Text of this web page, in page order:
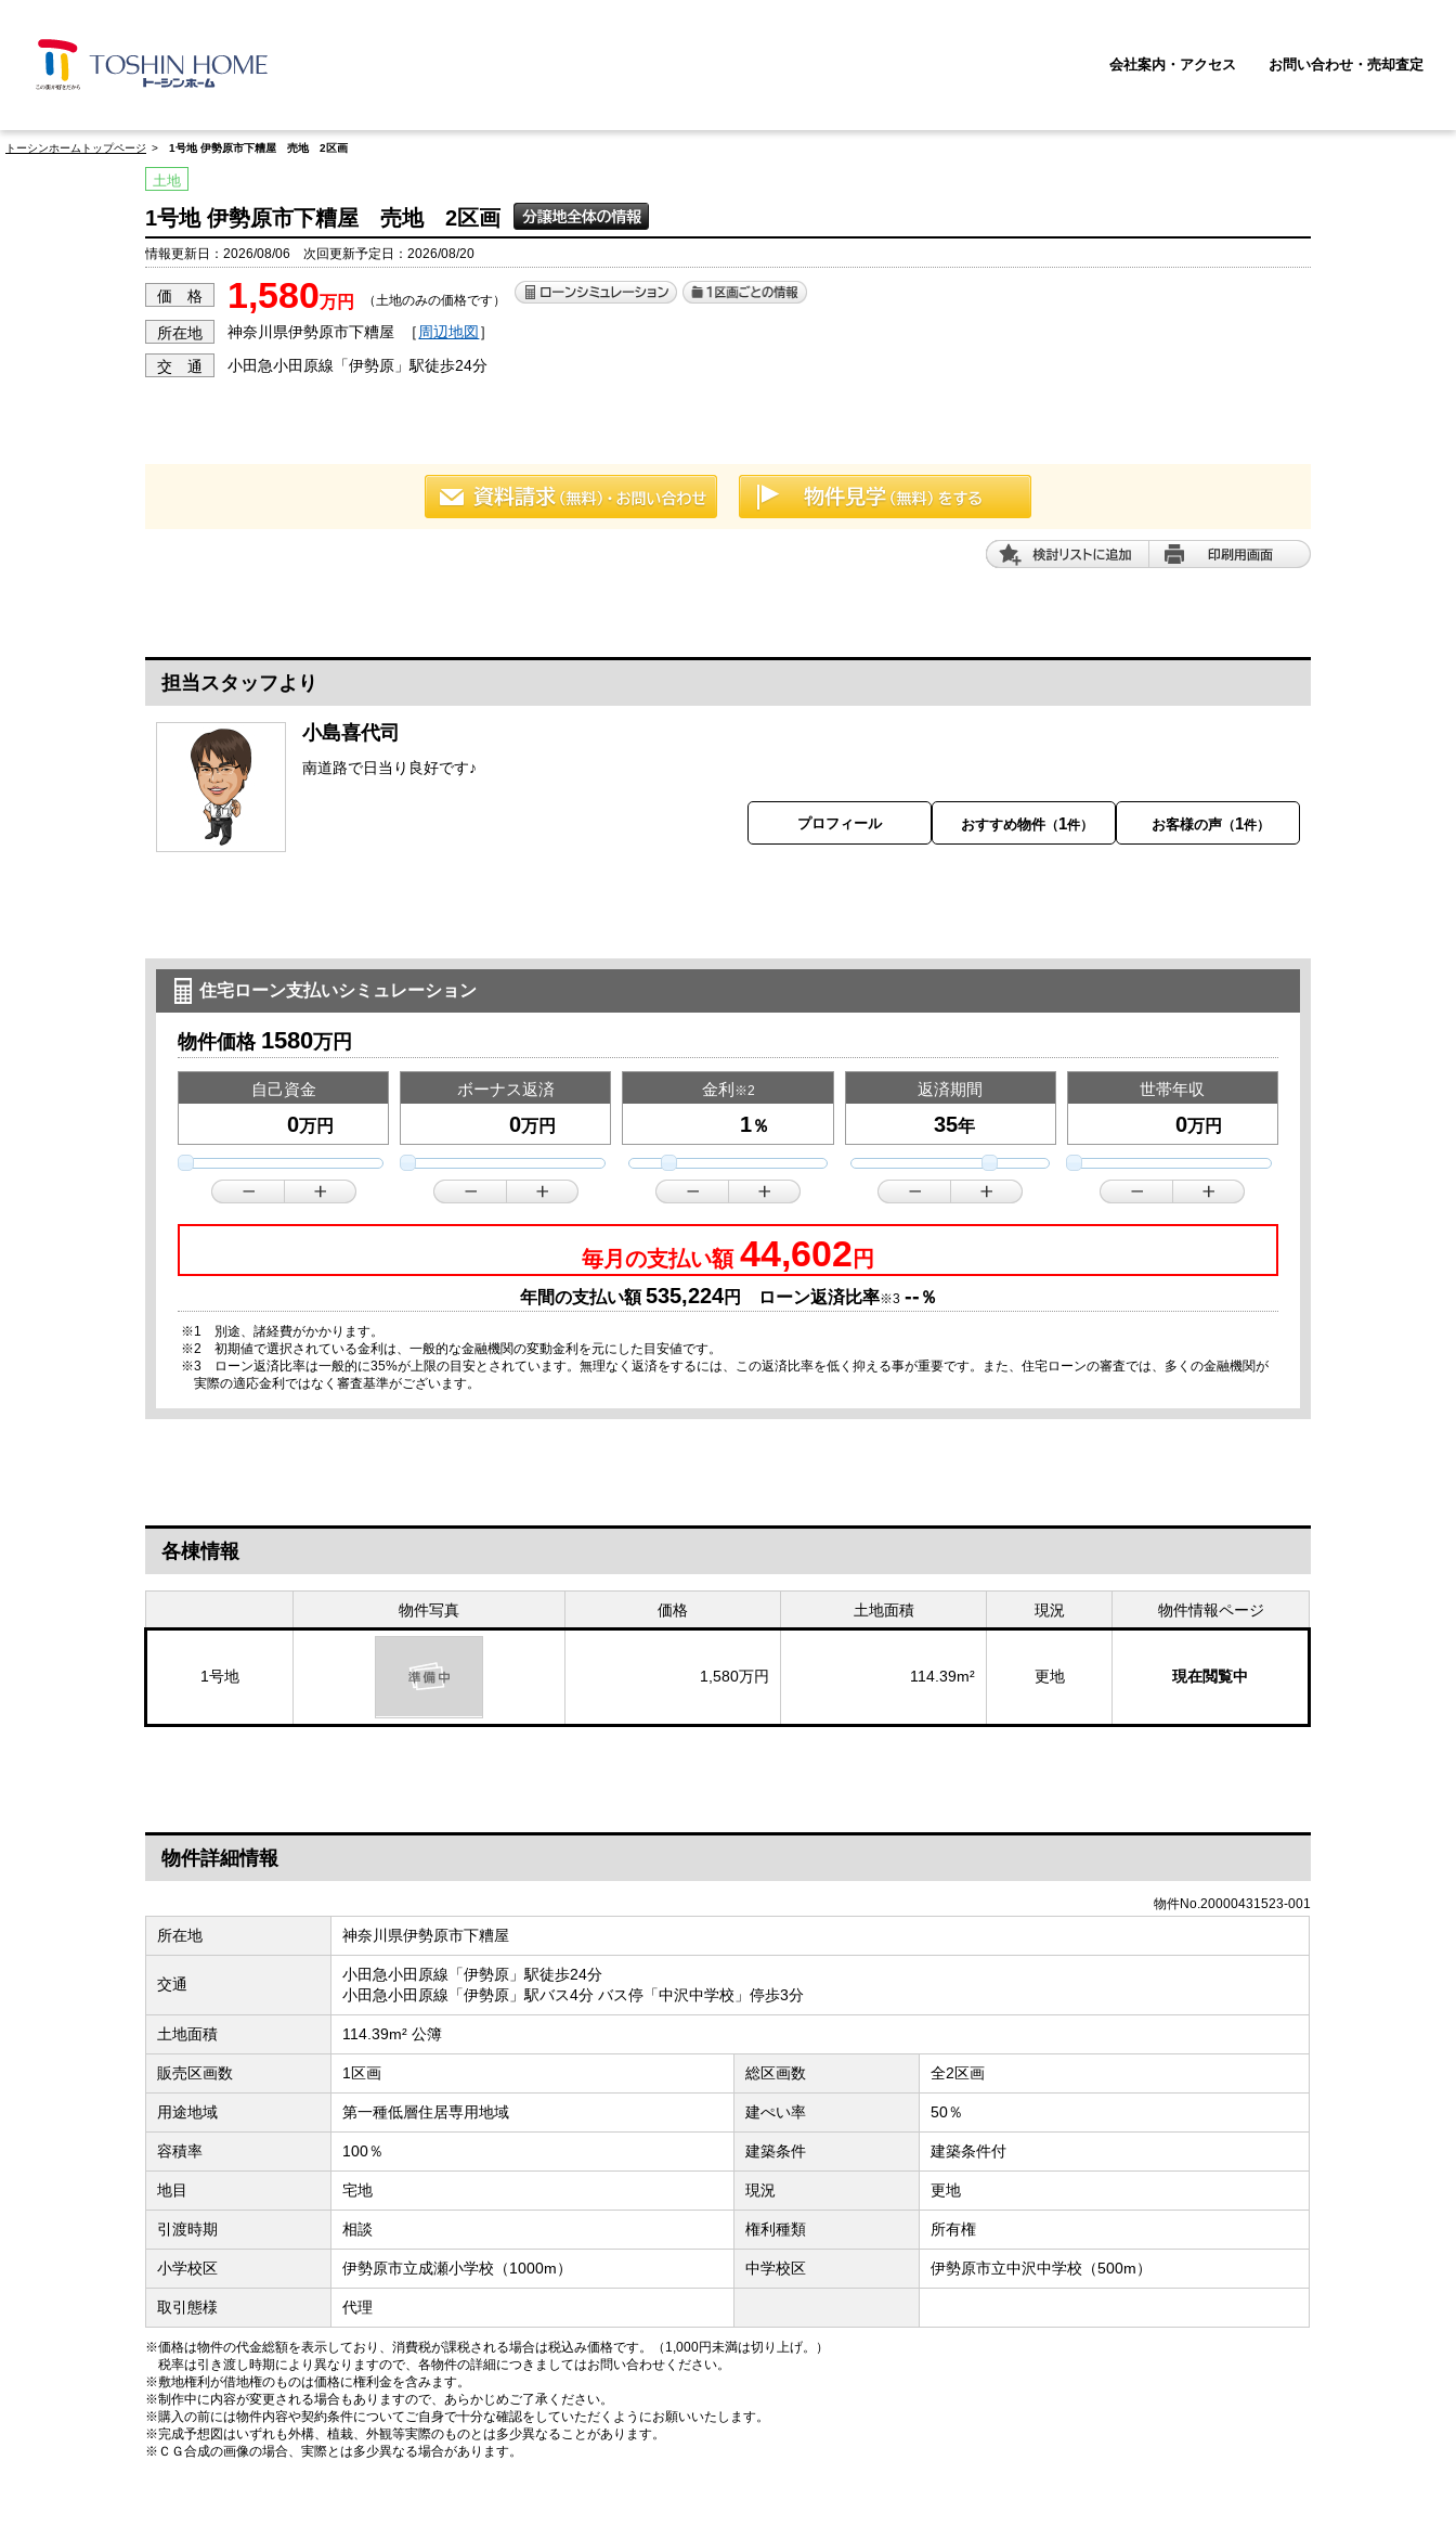
会社案内・アクセス お問い合わせ・売却査定
トーシンホームトップページ 1号地 伊勢原市下糟屋 売地 2区画
土地
1号地 伊勢原市下糟屋 売地 2区画
情報更新日：2026/08/06 次回更新予定日：2026/08/20
価 格 1,580万円 （土地のみの価格です）
所在地 神奈川県伊勢原市下糟屋 ［ 周辺地図］
交 通 小田急小田原線「伊勢原」駅徒歩24分
担当スタッフより
小島喜代司
南道路で日当り良好です♪
プロフィール おすすめ物件（1件） お客様の声 （1件）
住宅ローン支払いシミュレーション
物件価格 1580万円
自己資金
万円
ボーナス返済
万円
金利 ※2
％
返済期間
年
世帯年収
万円
毎月の支払い額 44,602 円
年間の支払い額535,224円 ローン返済比率※3 -- ％
※1 別途、諸経費がかかります。
※2 初期値で選択されている金利は、一般的な金融機関の変動金利を元にした目安値です。
※3 ローン返済比率は一般的に35%が上限の目安とされています。無理なく返済をするには、この返済比率を低く抑える事が重要です。また、住宅ローンの審査では、多くの金融機関が
実際の適応金利ではなく審査基準がございます。
各棟情報
物件写真 価格 土地面積 現況 物件情報ページ
1号地 1,580万円 114.39m² 更地 現在閲覧中
物件詳細情報
物件No.20000431523-001
所在地 神奈川県伊勢原市下糟屋
交通
小田急小田原線「伊勢原」駅徒歩24分
小田急小田原線「伊勢原」駅バス4分 バス停「中沢中学校」停歩3分
土地面積 114.39m² 公簿
販売区画数 1区画 総区画数 全2区画
用途地域 第一種低層住居専用地域 建ぺい率 50％
容積率 100％ 建築条件 建築条件付
地目 宅地 現況 更地
引渡時期 相談 権利種類 所有権
小学校区 伊勢原市立成瀬小学校（1000m） 中学校区 伊勢原市立中沢中学校（500m）
取引態様 代理
※価格は物件の代金総額を表示しており、消費税が課税される場合は税込み価格です。（1,000円未満は切り上げ。）
税率は引き渡し時期により異なりますので、各物件の詳細につきましてはお問い合わせください。
※敷地権利が借地権のものは価格に権利金を含みます。
※制作中に内容が変更される場合もありますので、あらかじめご了承ください。
※購入の前には物件内容や契約条件についてご自身で十分な確認をしていただくようにお願いいたします。
※完成予想図はいずれも外構、植栽、外観等実際のものとは多少異なることがあります。
※ＣＧ合成の画像の場合、実際とは多少異なる場合があります。